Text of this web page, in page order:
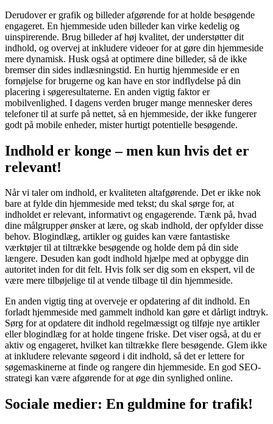
Derudover er grafik og billeder afgørende for at holde besøgende
engageret. En hjemmeside uden billeder kan virke kedelig og
uinspirerende. Brug billeder af høj kvalitet, der understøtter dit
indhold, og overvej at inkludere videoer for at gøre din hjemmeside
mere dynamisk. Husk også at optimere dine billeder, så de ikke
bremser din sides indlæsningstid. En hurtig hjemmeside er en
fornøjelse for brugerne og kan have en stor indflydelse på din
placering i søgeresultaterne. En anden vigtig faktor er
mobilvenlighed. I dagens verden bruger mange mennesker deres
telefoner til at surfe på nettet, så en hjemmeside, der ikke fungerer
godt på mobile enheder, mister hurtigt potentielle besøgende.
Indhold er konge – men kun hvis det er
relevant!
Når vi taler om indhold, er kvaliteten altafgørende. Det er ikke nok
bare at fylde din hjemmeside med tekst; du skal sørge for, at
indholdet er relevant, informativt og engagerende. Tænk på, hvad
dine målgrupper ønsker at lære, og skab indhold, der opfylder disse
behov. Blogindlæg, artikler og guides kan være fantastiske
værktøjer til at tiltrække besøgende og holde dem på din side
længere. Desuden kan godt indhold hjælpe med at opbygge din
autoritet inden for dit felt. Hvis folk ser dig som en ekspert, vil de
være mere tilbøjelige til at vende tilbage til din hjemmeside.
En anden vigtig ting at overveje er opdatering af dit indhold. En
forladt hjemmeside med gammelt indhold kan gøre et dårligt indtryk.
Sørg for at opdatere dit indhold regelmæssigt og tilføje nye artikler
eller blogindlæg for at holde tingene friske. Det viser også, at du er
aktiv og engageret, hvilket kan tiltrække flere besøgende. Glem ikke
at inkludere relevante søgeord i dit indhold, så det er lettere for
søgemaskinerne at finde og rangere din hjemmeside. En god SEO-
strategi kan være afgørende for at øge din synlighed online.
Sociale medier: En guldmine for trafik!